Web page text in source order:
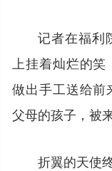
记者在福利
上挂着灿烂的
做出手工送给前
父母的孩子，被
折翼的天使